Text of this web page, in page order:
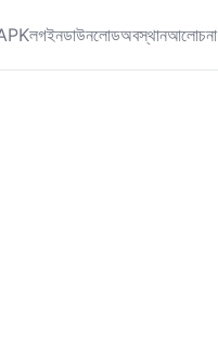
লগইনডাউনলোডঅবস্থানআলোচনা